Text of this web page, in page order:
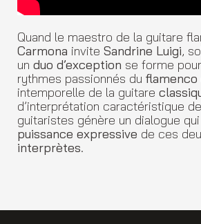
Quand le maestro de la guitare
Carmona invite Sandrine Luigi,
un duo d’exception se forme
rythmes passionnés du flamenco
intemporelle de la guitare
d’interprétation caractéristique
guitaristes génère un dialogue
puissance expressive de ces
interprètes.